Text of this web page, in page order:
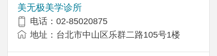
美无极美学诊所
电话：02-85020875
地址：台北市中山区乐群二路105号1楼